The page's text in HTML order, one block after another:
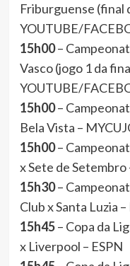
Friburguense (final
YOUTUBE/
15h00–
Vasco (jogo 1 da
YOUTUBE/
15h00–
Bela Vista –
15h00–
x Sete de Setembro
15h30–
Club x Santa Luzia
15h45– Copa da
x Liverpool – ESPN